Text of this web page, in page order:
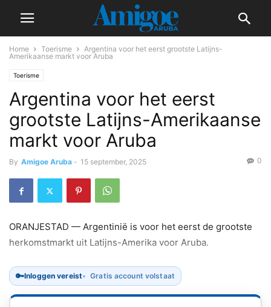
Home Toerisme
Argentina voor het eerst grootste Latijns-
Amerikaanse markt voor Aruba
Toerisme
Argentina voor het eerst
grootste Latijns-Amerikaanse
markt voor Aruba
By Amigoe Aruba - 15 september, 2025 0
ORANJESTAD — Argentinië is voor het eerst de grootste
herkomstmarkt uit Latijns-Amerika voor Aruba.
🔑Inloggen vereist Gratis account volstaat